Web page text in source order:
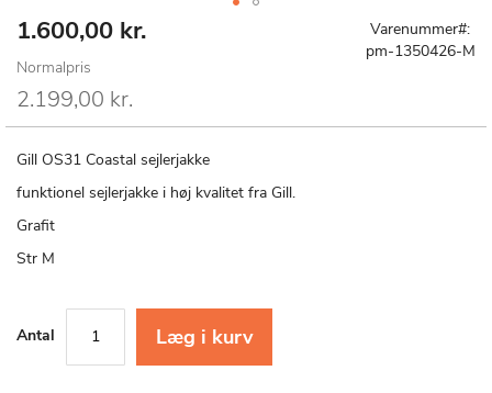
Special
1.600,00 kr.
Normalpris
2.199,00 kr.
Varenummer
pm-1350426-M
Gill OS31 Coastal sejlerjakke
funktionel sejlerjakke i høj kvalitet fra Gill.
Grafit
Str M
Antal Læg i kurv
Gå
starten
af
billedgalleriet